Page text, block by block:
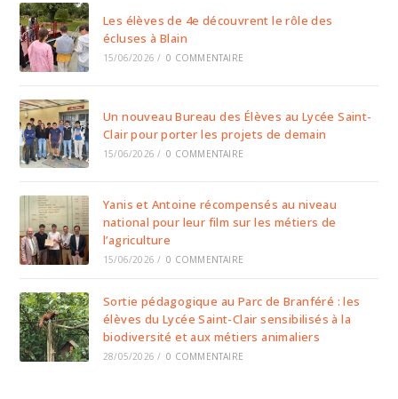
Les élèves de 4e découvrent le rôle des
écluses à Blain
15/06/2026 / 0 COMMENTAIRE
Un nouveau Bureau des Élèves au Lycée Saint-
Clair pour porter les projets de demain
15/06/2026 / 0 COMMENTAIRE
Yanis et Antoine récompensés au niveau
national pour leur film sur les métiers de
l’agriculture
15/06/2026 / 0 COMMENTAIRE
Sortie pédagogique au Parc de Branféré : les
élèves du Lycée Saint-Clair sensibilisés à la
biodiversité et aux métiers animaliers
28/05/2026 / 0 COMMENTAIRE